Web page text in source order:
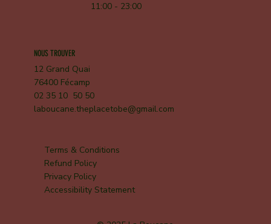
11:00 - 23:00
NOUS TROUVER
12 Grand Quai
76400 Fécamp
02 35 10 50 50
laboucane.theplacetobe@gmail.com
Terms & Conditions
Refund Policy
Privacy Policy
Accessibility Statement